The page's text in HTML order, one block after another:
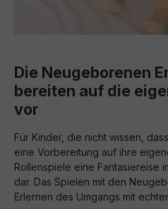
Die Neugeborenen
bereiten auf die
vor
Für Kinder, die nicht wissen,
eine Vorbereitung auf ihre
Rollenspiele eine Fantasiereise
dar. Das Spielen mit den
Erlernen des Umgangs mit